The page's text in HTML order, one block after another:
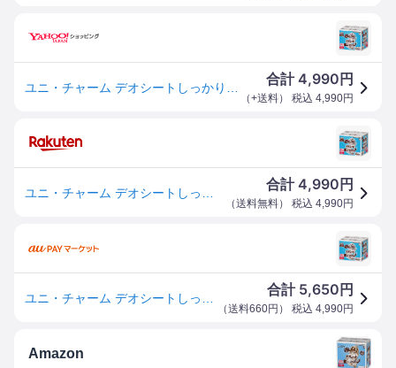
合計4,990 円
（+送料） 税込 4,990円
合計4,990 円
（送料無料） 税込 4,990円
合計 5,650 円
（送料660円 ） 税込 4,990円
Amazon